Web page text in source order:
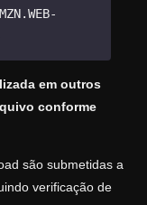
em outros
conforme
são submetidas a
verificação de